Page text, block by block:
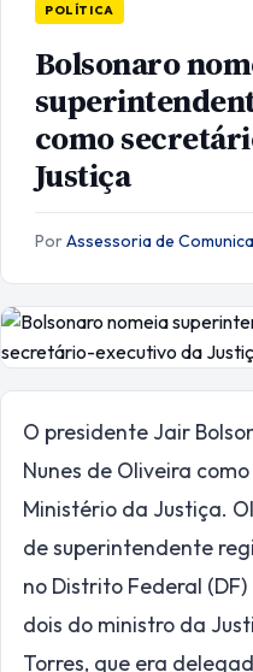
POLÍTICA
Bolsonaro
como
Justiça
PorAssessoria de
O presidente Jair
Nunes de Oliveira
Ministério da Justiça.
de superintendente
no Distrito Federal
dois do ministro da
Torres, que era